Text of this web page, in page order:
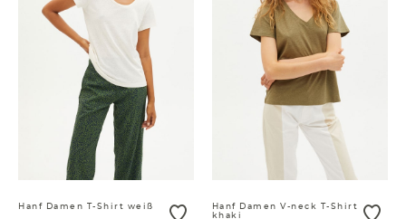
Hanf Damen T-Shirt weiß
Hanf Damen V-neck T-Shirt
khaki